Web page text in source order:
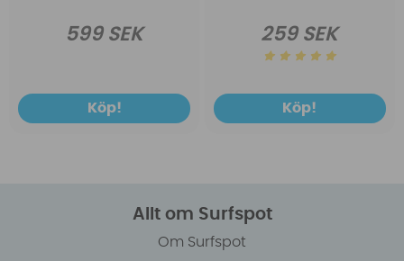
599 SEK
Köp!
259 SEK
Köp!
Allt om Surfspot
Om Surfspot